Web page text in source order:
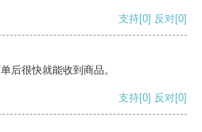
支持[0] 反对[0]
后很快就能收到商品。
支持[0] 反对[0]